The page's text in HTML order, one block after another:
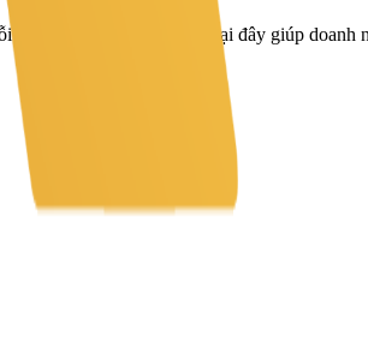
Việc đặt văn phòng tại đây giúp doanh